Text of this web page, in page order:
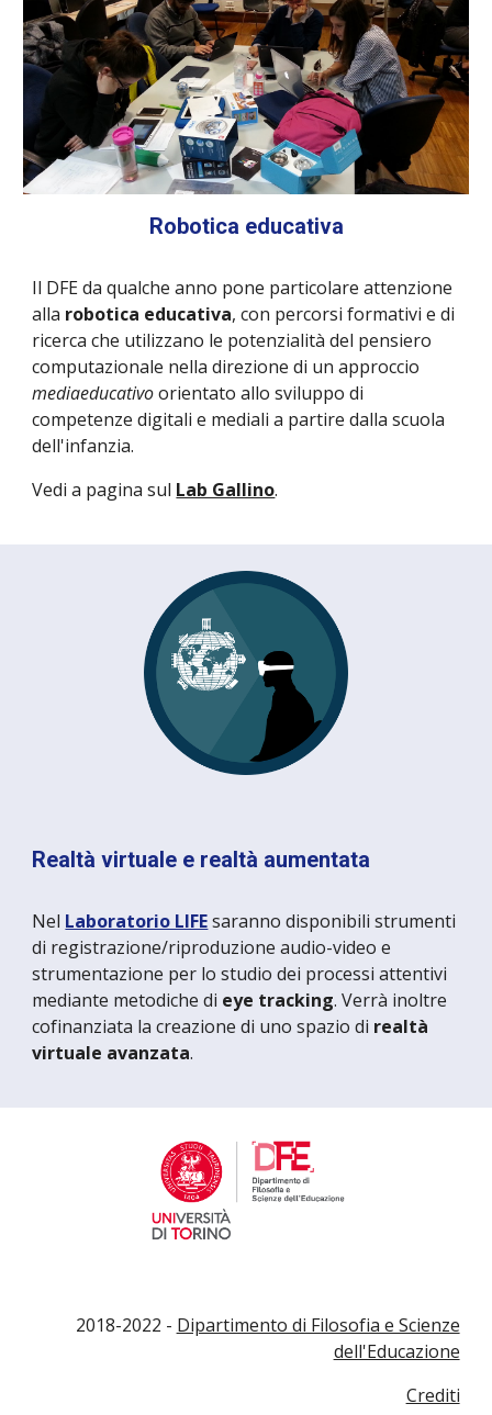
Robotica educativa
Il DFE da qualche anno pone particolare attenzione
alla robotica educativa, con percorsi formativi e di
ricerca che utilizzano le potenzialità del pensiero
computazionale nella direzione di un approccio
mediaeducativoorientato allo sviluppo di
competenze digitali e mediali a partire dalla scuola
dell'infanzia.
Vedi a pagina sul Lab Gallino.
Realtà virtuale e realtà aumentata
Nel Laboratorio LIFEsaranno disponibili strumenti
di registrazione/riproduzione audio-video e
strumentazione per lo studio dei processi attentivi
mediante metodiche di eye tracking. Verrà inoltre
cofinanziata la creazione di uno spazio di realtà
virtuale avanzata.
2018-2022 - Dipartimento di Filosofia e Scienze
dell'Educazione
Crediti